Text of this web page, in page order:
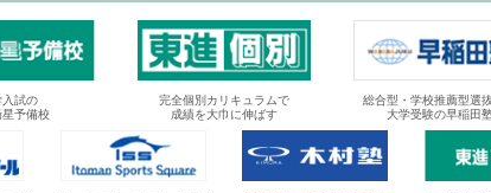
入試の
予備校
完全個別カリキュラムで
成績を大巾に伸ばす
総合型・学校推薦型選
大学受験の早稲田